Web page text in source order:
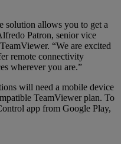
solution allows you to get a
Patron, senior vice
“We are excited
remote connectivity
wherever you are.”
will need a mobile device
TeamViewer plan. To
app from Google Play,